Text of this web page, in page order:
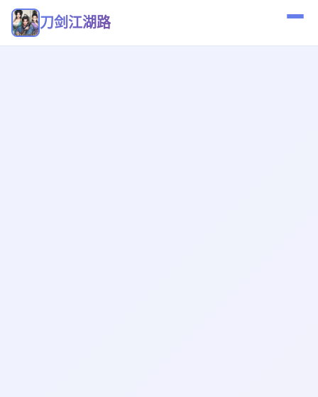
刀剑江湖路